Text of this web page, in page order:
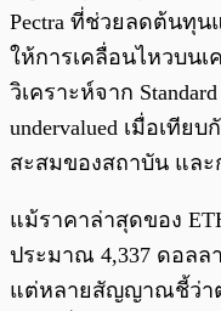
Pectra ที่ช่วยลดต้นทุน
ให้การเคลื่อนไหวบน
วิเคราะห์จาก
undervalued เมื่อเทีย
สะสมของสถาบัน และ
แม้ราคาล่าสุดของ
ประมาณ 4,337 ดอลล
แต่หลายสัญญาณชี้ว่าต